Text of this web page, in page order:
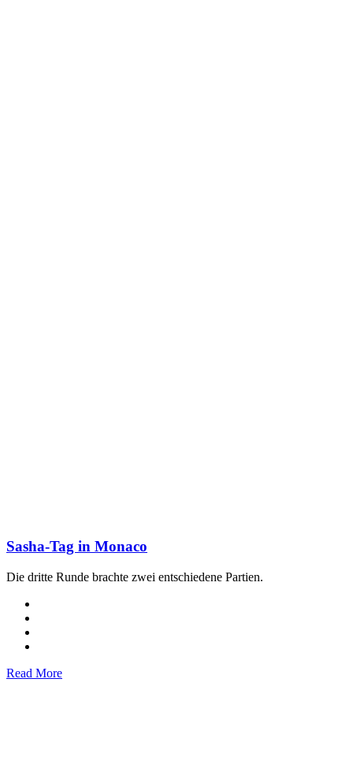
Sasha-Tag in Monaco
Die dritte Runde brachte zwei entschiedene Partien.
Read More